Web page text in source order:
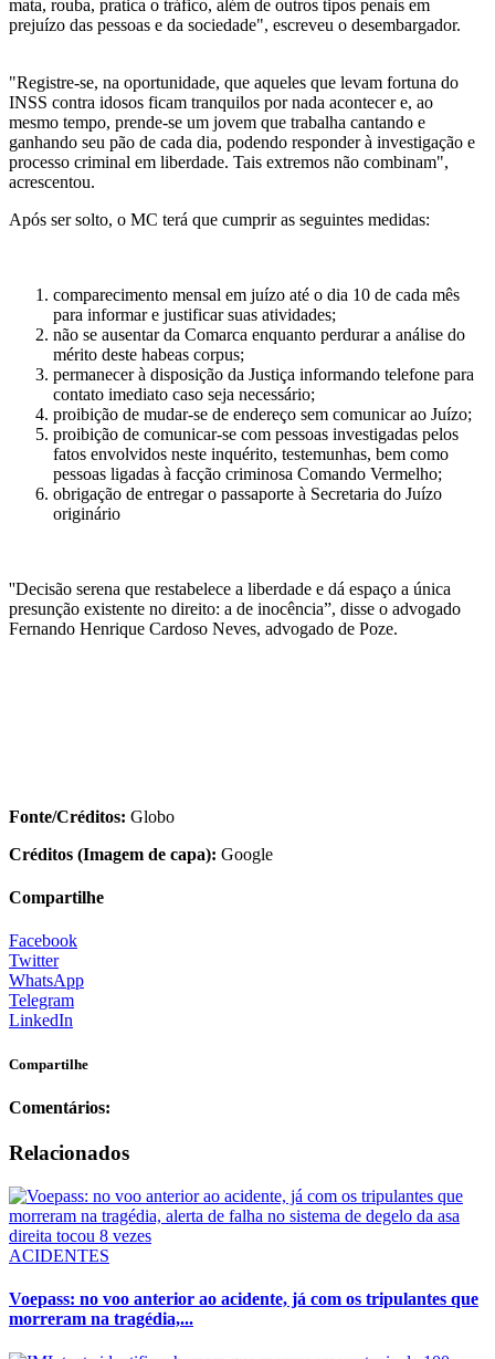
mata, rouba, pratica o tráfico, além de outros tipos penais em
prejuízo das pessoas e da sociedade", escreveu o desembargador.
"Registre-se, na oportunidade, que aqueles que levam fortuna do
INSS contra idosos ficam tranquilos por nada acontecer e, ao
mesmo tempo, prende-se um jovem que trabalha cantando e
ganhando seu pão de cada dia, podendo responder à investigação e
processo criminal em liberdade. Tais extremos não combinam",
acrescentou.
Após ser solto, o MC terá que cumprir as seguintes medidas:
comparecimento mensal em juízo até o dia 10 de cada mês
para informar e justificar suas atividades;
não se ausentar da Comarca enquanto perdurar a análise do
mérito deste habeas corpus;
permanecer à disposição da Justiça informando telefone para
contato imediato caso seja necessário;
proibição de mudar-se de endereço sem comunicar ao Juízo;
proibição de comunicar-se com pessoas investigadas pelos
fatos envolvidos neste inquérito, testemunhas, bem como
pessoas ligadas à facção criminosa Comando Vermelho;
obrigação de entregar o passaporte à Secretaria do Juízo
originário
''Decisão serena que restabelece a liberdade e dá espaço a única
presunção existente no direito: a de inocência”, disse o advogado
Fernando Henrique Cardoso Neves, advogado de Poze.
Fonte/Créditos: Globo
Créditos (Imagem de capa): Google
Compartilhe
Facebook
Twitter
WhatsApp
Telegram
LinkedIn
Compartilhe
Comentários:
Relacionados
ACIDENTES
Voepass: no voo anterior ao acidente, já com os tripulantes que
morreram na tragédia,...